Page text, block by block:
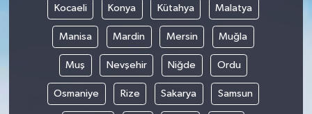
Kocaeli Konya Kütahya Malatya
Manisa Mardin Mersin Muğla
Muş Nevşehir Niğde Ordu
Osmaniye Rize Sakarya Samsun